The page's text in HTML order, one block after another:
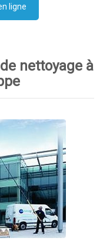
ligne
nettoyage à